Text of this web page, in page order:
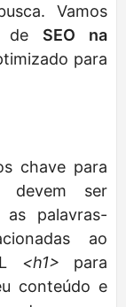
Vamos
de SEO na
para
chave para
devem ser
palavras-
ao
<h1> para
conteúdo e